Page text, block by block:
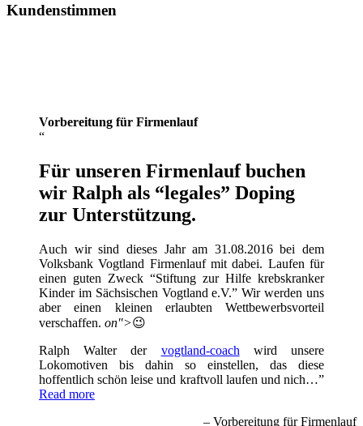
Kundenstimmen
Vorbereitung für Firmenlauf
Für unseren Firmenlauf buchen
wir Ralph als “legales” Doping
zur Unterstützung.
Auch wir sind dieses Jahr am 31.08.2016 bei dem
Volksbank Vogtland Firmenlauf mit dabei. Laufen für
einen guten Zweck “Stiftung zur Hilfe krebskranker
Kinder im Sächsischen Vogtland e.V.” Wir werden uns
aber einen kleinen erlaubten Wettbewerbsvorteil
verschaffen. on">😉
Ralph Walter der vogtland-coach wird unsere
Lokomotiven bis dahin so einstellen, das diese
hoffentlich schön leise und kraftvoll laufen und nich…
Read more
Vorbereitung für Firmenlauf